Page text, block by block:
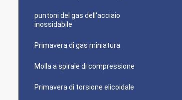
puntoni del gas dell'acciaio
inossidabile
Primavera di gas miniatura
Molla a spirale di compressione
Primavera di torsione elicoidale